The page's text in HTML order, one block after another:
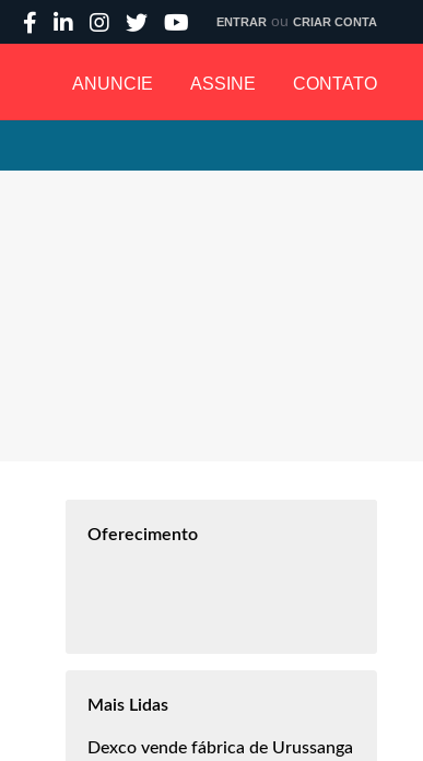
ANUNCIE ASSINE CONTATO
ENTRAR ou CRIAR CONTA
Oferecimento
Mais Lidas
Dexco vende fábrica de Urussanga